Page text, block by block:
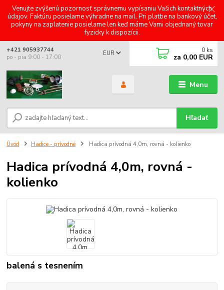
Venujte zvýšenú pozornosť správnemu vypísaniu Vašich kontaktných
údajov. Faktúru posielame výhradne na mail. Pri platbe na bankový účet,
pokyny na zaplatenie posielame len keď máme Vami objednaný tovar
fyzicky k dispozícii.
Menu
EUR
Hľadať
+421 905937744
po - pia 9:00 - 17:00
0 ks
za 0,00 EUR
Úvod Hadice - prívodné Hadica prívodná 4,0m, rovná - kolienko
Hadica prívodná 4,0m, rovná -
kolienko
balená s tesnením